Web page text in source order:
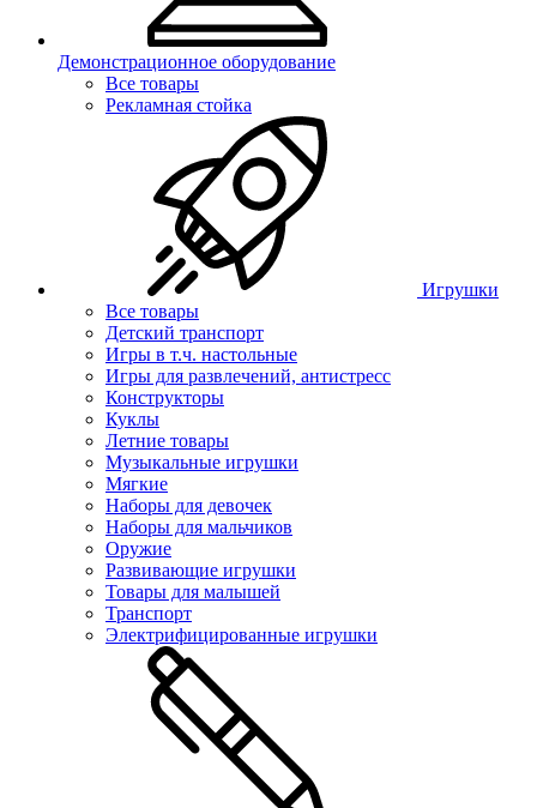
Демонстрационное оборудование
Все товары
Рекламная стойка
Игрушки
Все товары
Детский транспорт
Игры в т.ч. настольные
Игры для развлечений, антистресс
Конструкторы
Куклы
Летние товары
Музыкальные игрушки
Мягкие
Наборы для девочек
Наборы для мальчиков
Оружие
Развивающие игрушки
Товары для малышей
Транспорт
Электрифицированные игрушки